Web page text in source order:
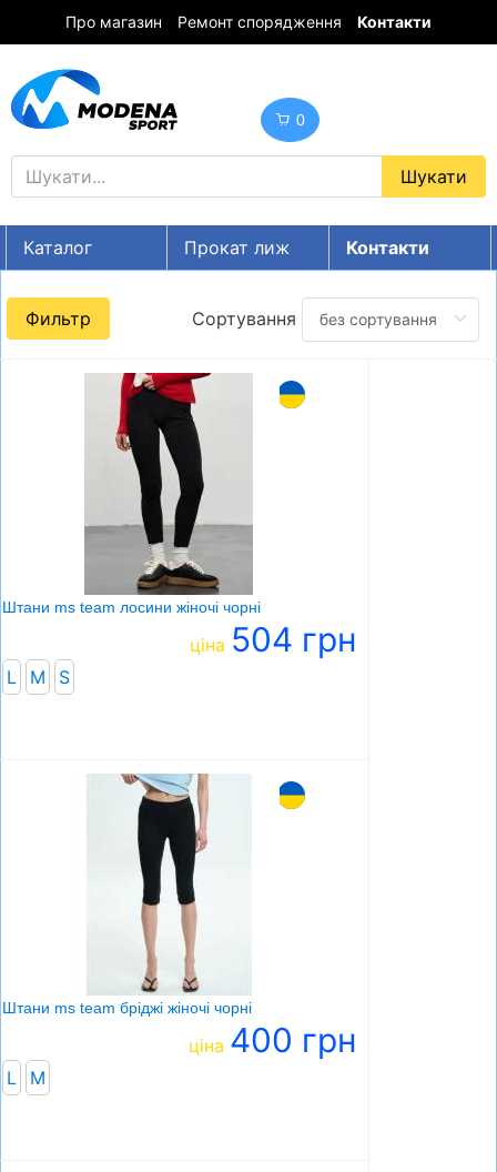
Про магазин Ремонт спорядження Контакти
0
Каталог Прокат лиж
Контакти
Знижки
СНОУБОРДИ
СУМКИ
ШОЛОМИ, ЗАХИСТ, ОКУЛЯРИ
БІГ, ФІТНЕС, М'ЯЧІ
САМОКАТИ
Фильтр Сортування
Штани ms team лосини жіночі чорні
ціна 504 грн
L M S
Штани ms team бріджі жіночі чорні
ціна 400 грн
L М